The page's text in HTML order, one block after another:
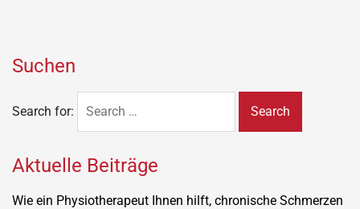
Suchen
Search for:
Aktuelle Beiträge
Wie ein Physiotherapeut Ihnen hilft, chronische Schmerzen